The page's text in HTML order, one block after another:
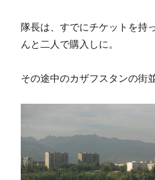
隊長は、すでにチケットを持
んと二人で購入しに。
その途中のカザフスタンの街